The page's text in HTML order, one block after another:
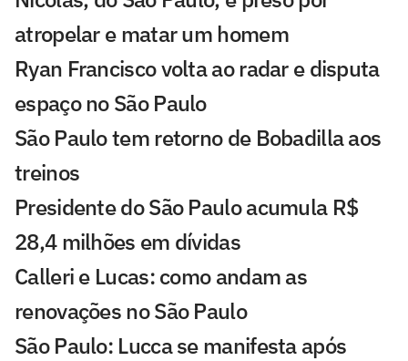
atropelar e matar um homem
Ryan Francisco volta ao radar e disputa
espaço no São Paulo
São Paulo tem retorno de Bobadilla aos
treinos
Presidente do São Paulo acumula R$
28,4 milhões em dívidas
Calleri e Lucas: como andam as
renovações no São Paulo
São Paulo: Lucca se manifesta após